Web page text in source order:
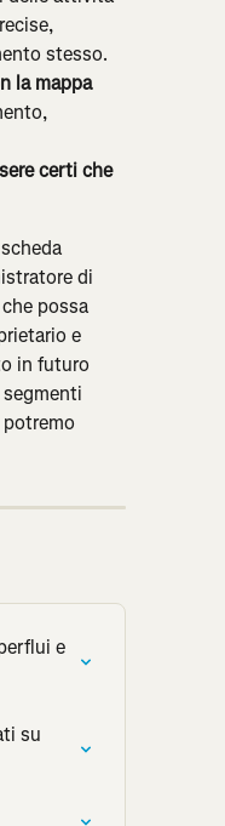
stesso.
la mappa
certi che
di
possa
e
in futuro
e
su